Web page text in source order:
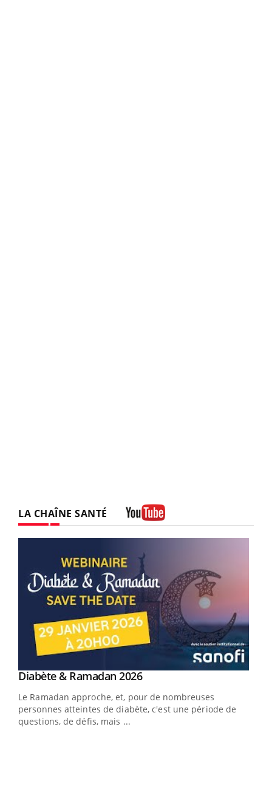
LA CHAÎNE SANTÉ
Youtube
Diabète & Ramadan 2026Youtube
Le Ramadan approche, et, pour de nombreuses
personnes atteintes de diabète, c'est une période de
questions, de défis, mais ...